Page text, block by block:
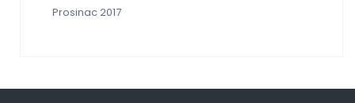
Prosinac 2017